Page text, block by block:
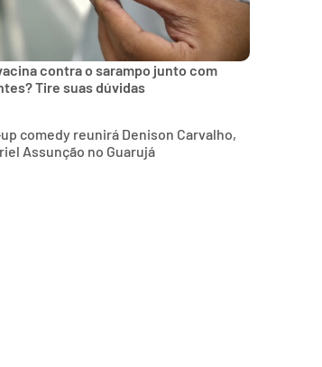
contra o sarampo junto com
Tire suas dúvidas
comedy reunirá Denison Carvalho,
Assunção no Guarujá